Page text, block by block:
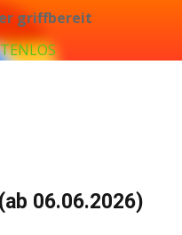
griffbereit
06.06.2026)